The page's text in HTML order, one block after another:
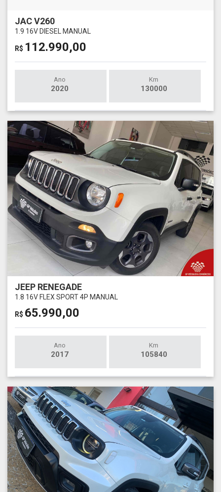
JAC V260
1.9 16V DIESEL MANUAL
R$ 112.990,00
Ano
2020
Km
130000
JEEP RENEGADE
1.8 16V FLEX SPORT 4P MANUAL
R$ 65.990,00
Ano
2017
Km
105840